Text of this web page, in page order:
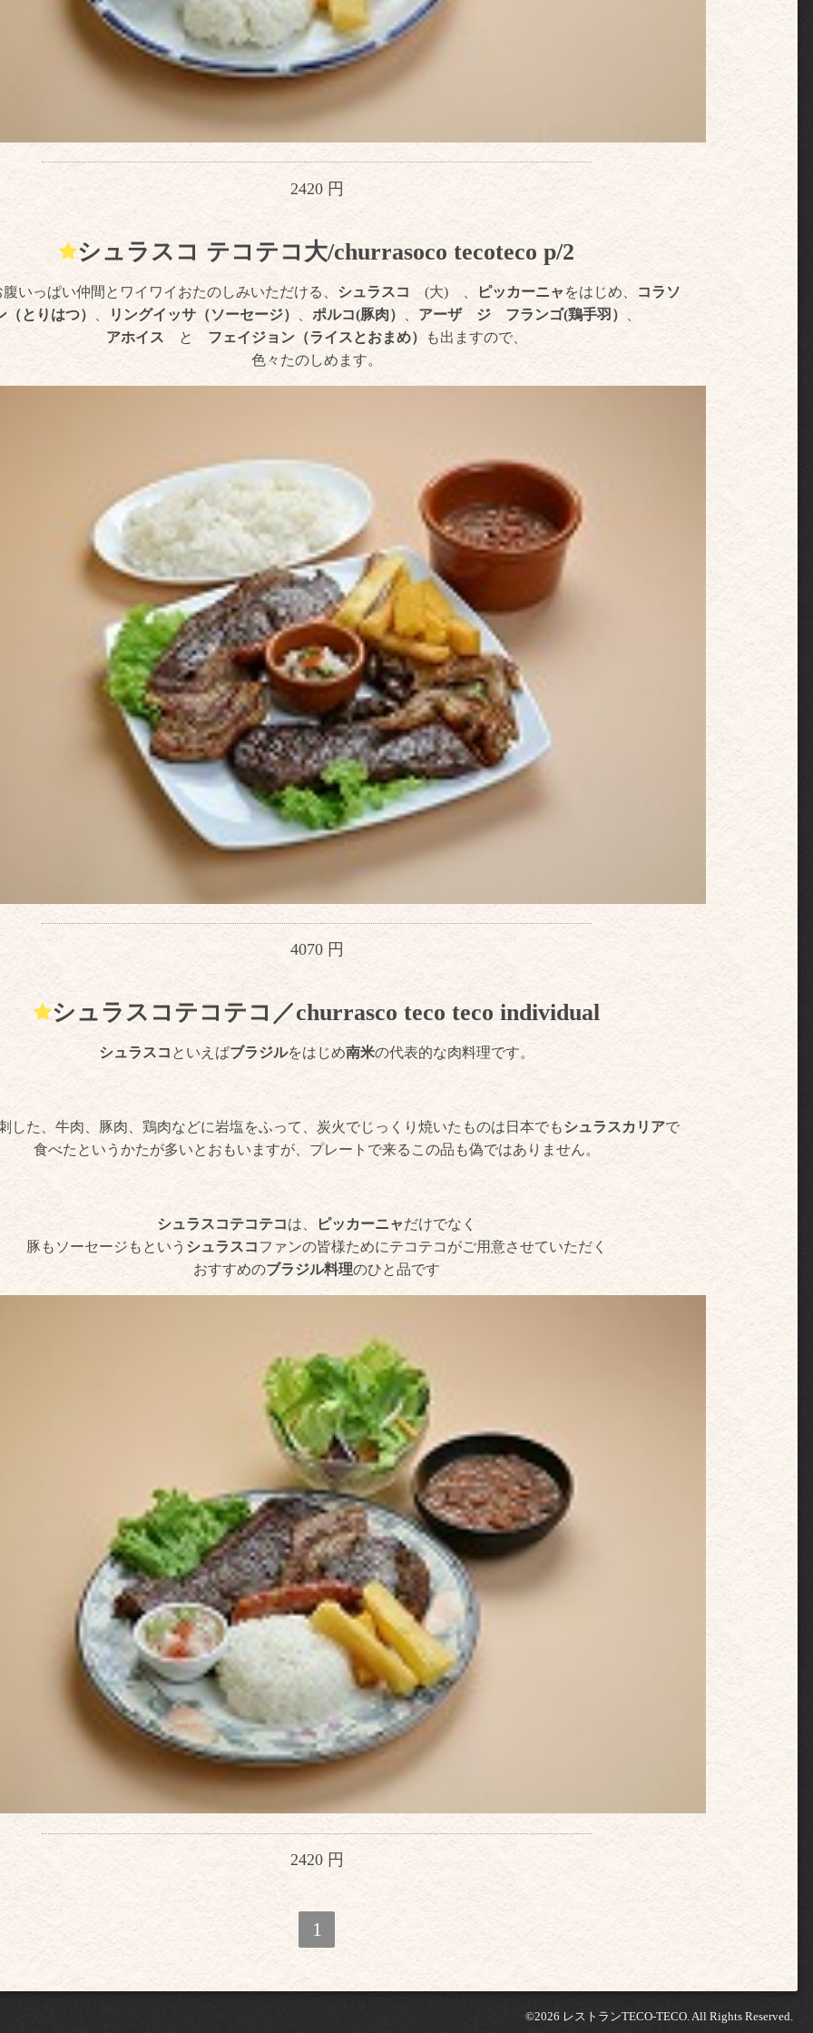
2420 円
シュラスコ テコテコ大/churrasoco tecoteco p/2
いっぱい仲間とワイワイおたのしみいただける、 シュラスコ (大) 、 ピッカーニャ をはじめ、
コラソ
（とりはつ）
リングイッサ（ソーセージ） ポルコ(豚肉） アーザ ジ フランゴ(鶏手羽）
アホイス と フェイジョン（ライスとおまめ）
も出ますので、
色々たのしめます。
4070 円
シュラスコテコテコ／churrasco teco teco individual
シュラスコ といえばブラジルをはじめ南米の代表的な肉料理です。
した、牛肉、豚肉、鶏肉などに岩塩をふって、炭火でじっくり焼いたものは日本でもシュラスカリアで
食べたというかたが多いとおもいますが、プレートで来るこの品も偽ではありません。
シュラスコテコテコは、 ピッカーニャだけでなく
豚もソーセージもという シュラスコファンの皆様ためにテコテコがご用意させていただく
おすすめのブラジル料理のひと品です
2420 円
1
©2026 レストランTECO-TECO. All Rights Reserved.